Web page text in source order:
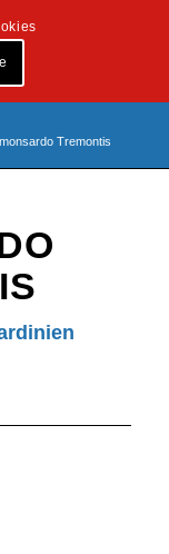
Tremontis